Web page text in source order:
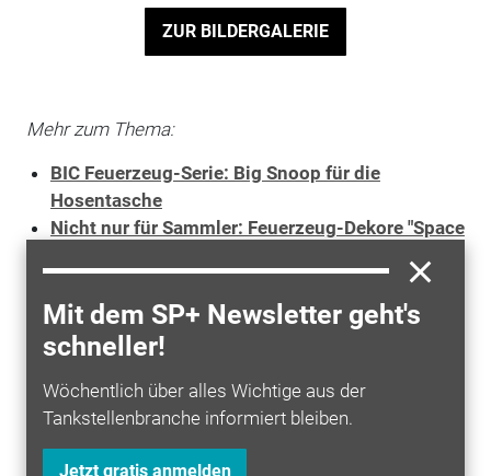
Mit dem SP+ Newsletter geht's
schneller!
Wöchentlich über alles Wichtige aus der
Tankstellenbranche informiert bleiben.
Jetzt gratis anmelden
ZUR BILDERGALERIE
Mehr zum Thema:
BIC Feuerzeug-Serie: Big Snoop für die
Hosentasche
Nicht nur für Sammler: Feuerzeug-Dekore "Space
Game of Thrones, House of the Dragon: BIC
bringt Fantasy-Fernsehserien an den POS
BIC Maxi Dekore Game of Thrones, House of the